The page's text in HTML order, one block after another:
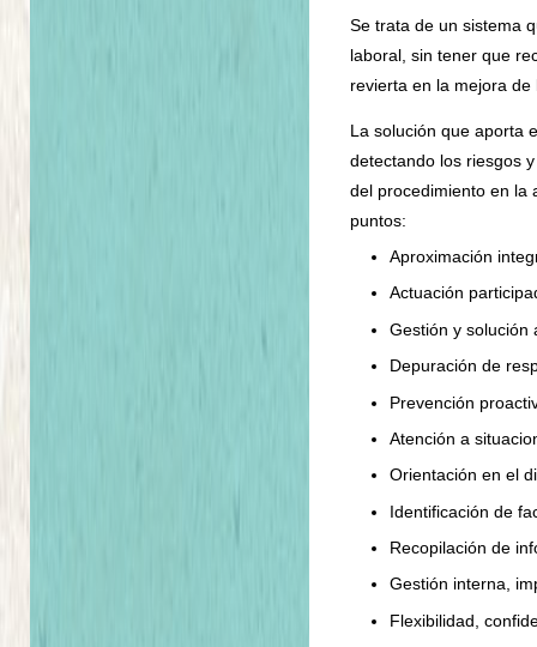
Se trata de un sistema
laboral, sin tener que
revierta en la mejora
La solución que aporta
detectando los riesgos
del procedimiento en la
puntos:
Aproximación
Actuación
Gestión y solución
Depuración de
Prevención
Atención a
Orientación en el
Identificación de
Recopilación de
Gestión interna,
Flexibilidad,